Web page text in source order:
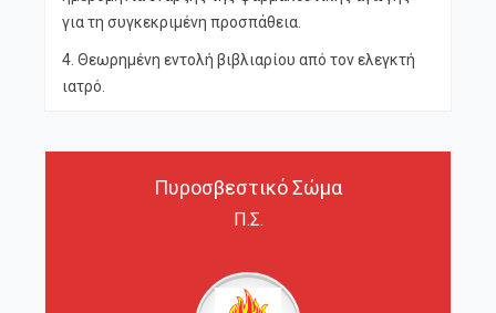
για τη συγκεκριμένη προσπάθεια.
4. Θεωρημένη εντολή βιβλιαρίου από τον ελεγκτή
ιατρό.
Πυροσβεστικό Σώμα
Π.Σ.